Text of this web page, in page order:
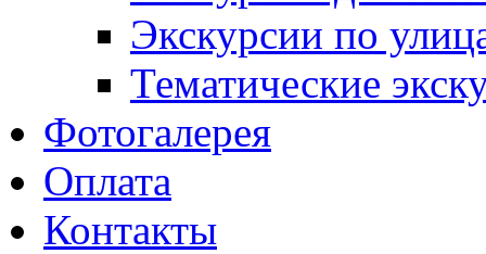
Экскурсии по
Тематические
Фотогалерея
Оплата
Контакты